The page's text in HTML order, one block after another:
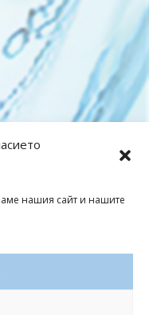
нашия сайт и нашите